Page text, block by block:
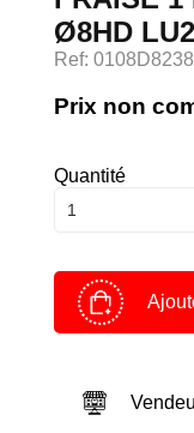
Ø8HD
Ref:
Prix non
Quantité